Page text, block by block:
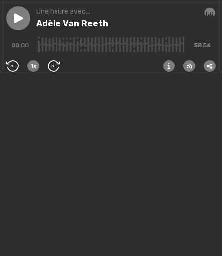
Play episodeAdèle Van Reeth
Une heure avec...
Adèle Van Reeth
00:00 58:56
30 1x 30